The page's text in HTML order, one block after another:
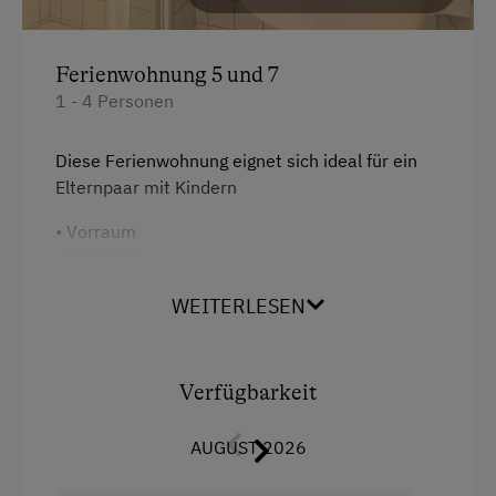
Radfahren
Badeurlaub
Skifahren
Sanfter Winter
Langlaufen
Besondere Unterkünfte
Historische Höfe
Neubau
Heizung
Telefon
Haarföhn
Doppelbett (Kingsize)
Ferienwohnung 5 und 7
1 - 4 Personen
Diese Ferienwohnung eignet sich ideal für ein
Elternpaar mit Kindern
• Vorraum
• 1 Wohnzimmer
• Sat-TV und Safe
• Kochnische und Kühlschrank
WEITERLESEN
Verfügbarkeit
AUGUST 2026